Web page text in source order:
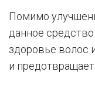
Помимо
данное
здоровье волос
и